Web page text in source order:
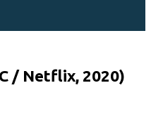
/ Netflix, 2020)